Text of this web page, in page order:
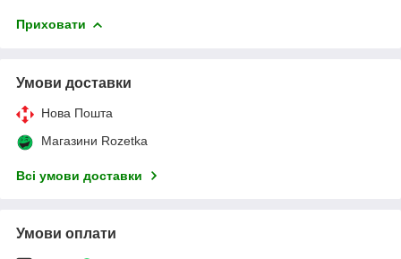
Приховати
Умови доставки
Нова Пошта
Магазини Rozetka
Всі умови доставки
Умови оплати